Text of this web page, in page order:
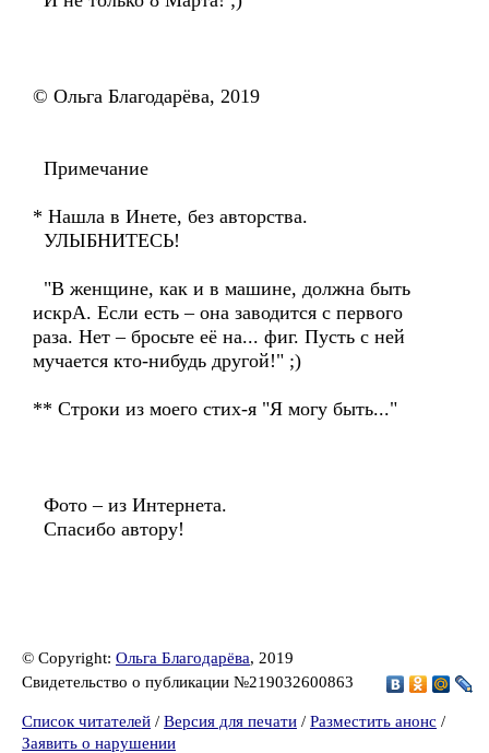
© Ольга Благодарёва, 2019
Примечание
* Нашла в Инете, без авторства.
УЛЫБНИТЕСЬ!
"В женщине, как и в машине, должна быть
искрА. Если есть – она заводится с первого
раза. Нет – бросьте её на... фиг. Пусть с ней
мучается кто-нибудь другой!" ;)
** Строки из моего стих-я "Я могу быть..."
Фото – из Интернета.
Спасибо автору!
© Copyright: Ольга Благодарёва, 2019
Свидетельство о публикации №219032600863
Список читателей / Версия для печати / Разместить анонс /
Заявить о нарушении